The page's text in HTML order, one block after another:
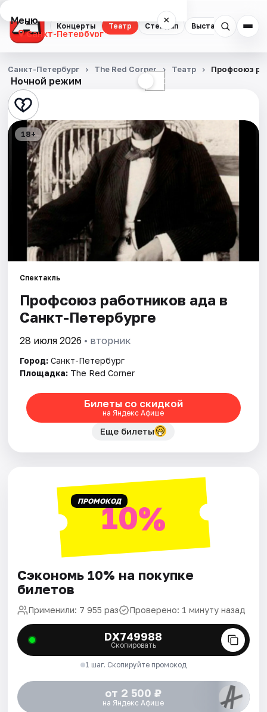
Концерты Театр Стендап Выставки
Меню ×
Санкт-Петербург
Концерты
Театр
Стендап
Выставки
Квесты
Экскурсии
События
Города
Площадки
Рейтинги
Ночной режим ☾
Санкт-Петербург The Red Corner Театр Профсоюз
18+
Спектакль
Профсоюз работников ада в
Санкт-Петербурге
28 июля 2026 • вторник
Город: Санкт-Петербург
Площадка: The Red Corner
Билеты со скидкой
на Яндекс Афише
Еще билеты
ПРОМОКОД10%
Сэкономь 10% на покупке
билетов
Применили: 7 955 раз Проверено: 1 минуту назад
DX749988
Скопировать
1 шаг. Скопируйте промокод
от 2 500 ₽
на Яндекс Афише